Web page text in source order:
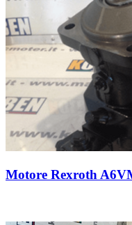
Motore Rexroth